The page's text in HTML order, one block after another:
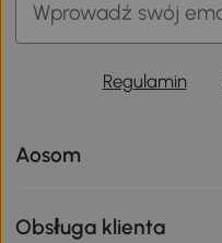
Regulamin
Aosom
Obsługa klienta